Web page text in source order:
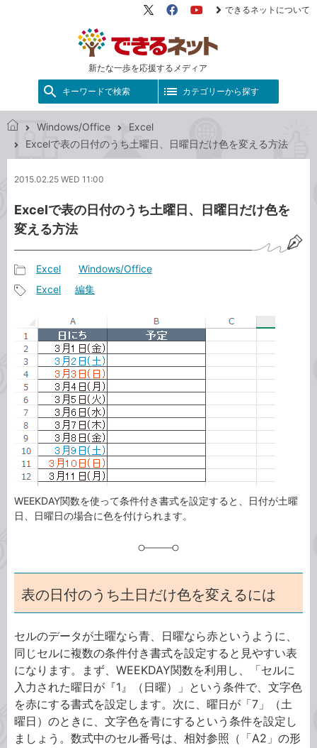
新たな一歩を応援するメディア
X（旧
FacebookYouTube
できるネットについて
キーワードで検索 カテゴリーから探す
で
ネ
ト
Windows/Office
Excel
Excelで表の日付のうち土曜日、日曜日だけ色を変える方法
2015.02.25 WED 11:00
Excelで表の日付のうち土曜日、日曜日だけ色を
変える方法
事
テ
ゴ
リ
Excel Windows/Office
タ
グ
Excel 編集
WEEKDAY関数を使って条件付き書式を設定すると、日付が土曜
日、日曜日の場合に色を付けられます。
表の日付のうち土日だけ色を変えるには
セルのデータが土曜なら青、日曜なら赤というように、
同じセルに複数の条件付き書式を設定すると見やすい表
になります。まず、WEEKDAY関数を利用し、「セルに
入力された曜日が『1』（日曜）」という条件で、文字色
を赤にする書式を設定します。次に、曜日が「7」（土
曜日）のときに、文字色を青にするという条件を設定し
ましょう。数式中のセル番号は、相対参照（「A2」の形